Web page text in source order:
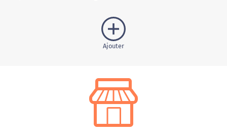
Ajouter